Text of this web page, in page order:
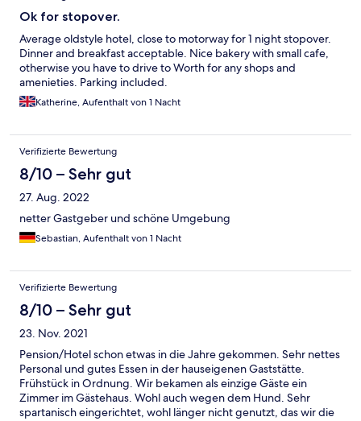
Ok for stopover.
Average oldstyle hotel, close to motorway for 1 night stopover.
Dinner and breakfast acceptable. Nice bakery with small cafe,
otherwise you have to drive to Worth for any shops and
amenieties. Parking included.
Katherine, Aufenthalt von 1 Nacht
Verifizierte Bewertung
8/10 – Sehr gut
27. Aug. 2022
netter Gastgeber und schöne Umgebung
Sebastian, Aufenthalt von 1 Nacht
Verifizierte Bewertung
8/10 – Sehr gut
23. Nov. 2021
Pension/Hotel schon etwas in die Jahre gekommen. Sehr nettes
Personal und gutes Essen in der hauseigenen Gaststätte.
Frühstück in Ordnung. Wir bekamen als einzige Gäste ein
Zimmer im Gästehaus. Wohl auch wegen dem Hund. Sehr
spartanisch eingerichtet, wohl länger nicht genutzt, das wir die